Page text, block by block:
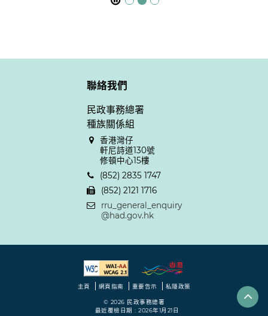
聯絡我們
民政事務總署
種族關係組
香港灣仔
軒尼詩道130號
修頓中心15樓
(852) 2835 1747
(852) 2121 1716
rru_general_enquiry
@had.gov.hk
主頁 網頁指南 重要告示 私隱政策
© 2026 民政事務總署
最近覆檢日期 : 2026年1月21日